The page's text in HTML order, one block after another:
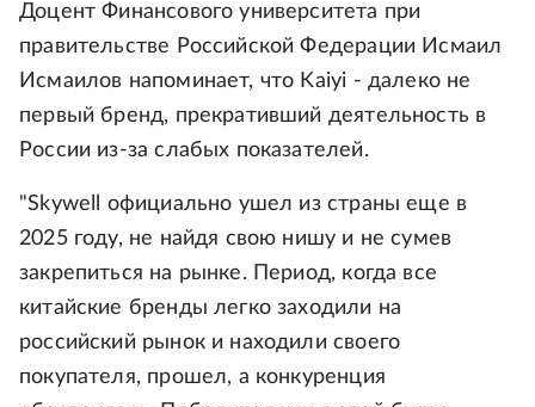
Доцент Финансового университета при
правительстве Российской Федерации Исмаил
Исмаилов напоминает, что Kaiyi - далеко не
первый бренд, прекративший деятельность в
России из-за слабых показателей.
"Skywell официально ушел из страны еще в
2025 году, не найдя свою нишу и не сумев
закрепиться на рынке. Период, когда все
китайские бренды легко заходили на
российский рынок и находили своего
покупателя, прошел, а конкуренция